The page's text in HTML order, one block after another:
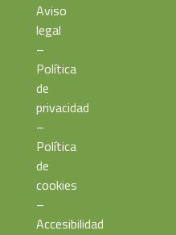
Aviso
legal
–
Política
de
privacidad
–
Política
de
cookies
–
Accesibilidad